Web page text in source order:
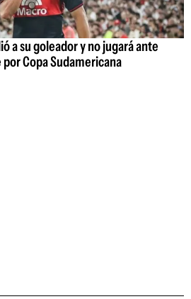
a su goleador y no jugará ante
Copa Sudamericana